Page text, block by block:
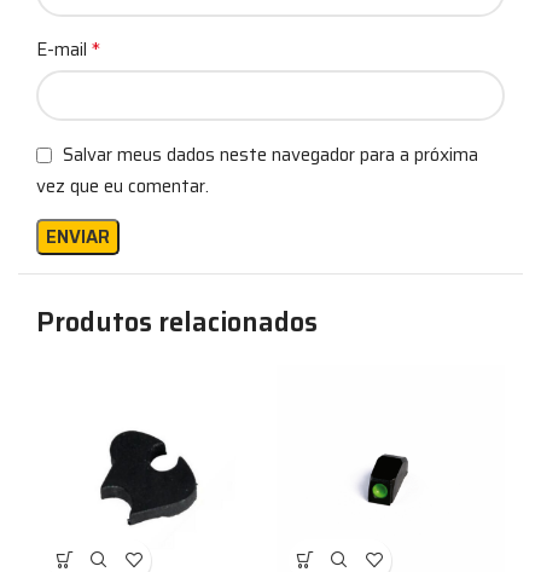
E-mail *
Salvar meus dados neste navegador para a próxima
vez que eu comentar.
Produtos relacionados